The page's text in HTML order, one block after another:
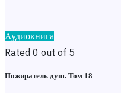
Аудиокнига
Rated 0 out of 5
Пожиратель душ. Том 18